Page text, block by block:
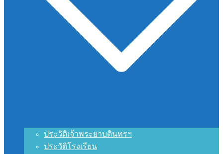
ประวัติเจ้าพระยาบดินทรฯ
ประวัติโรงเรียน